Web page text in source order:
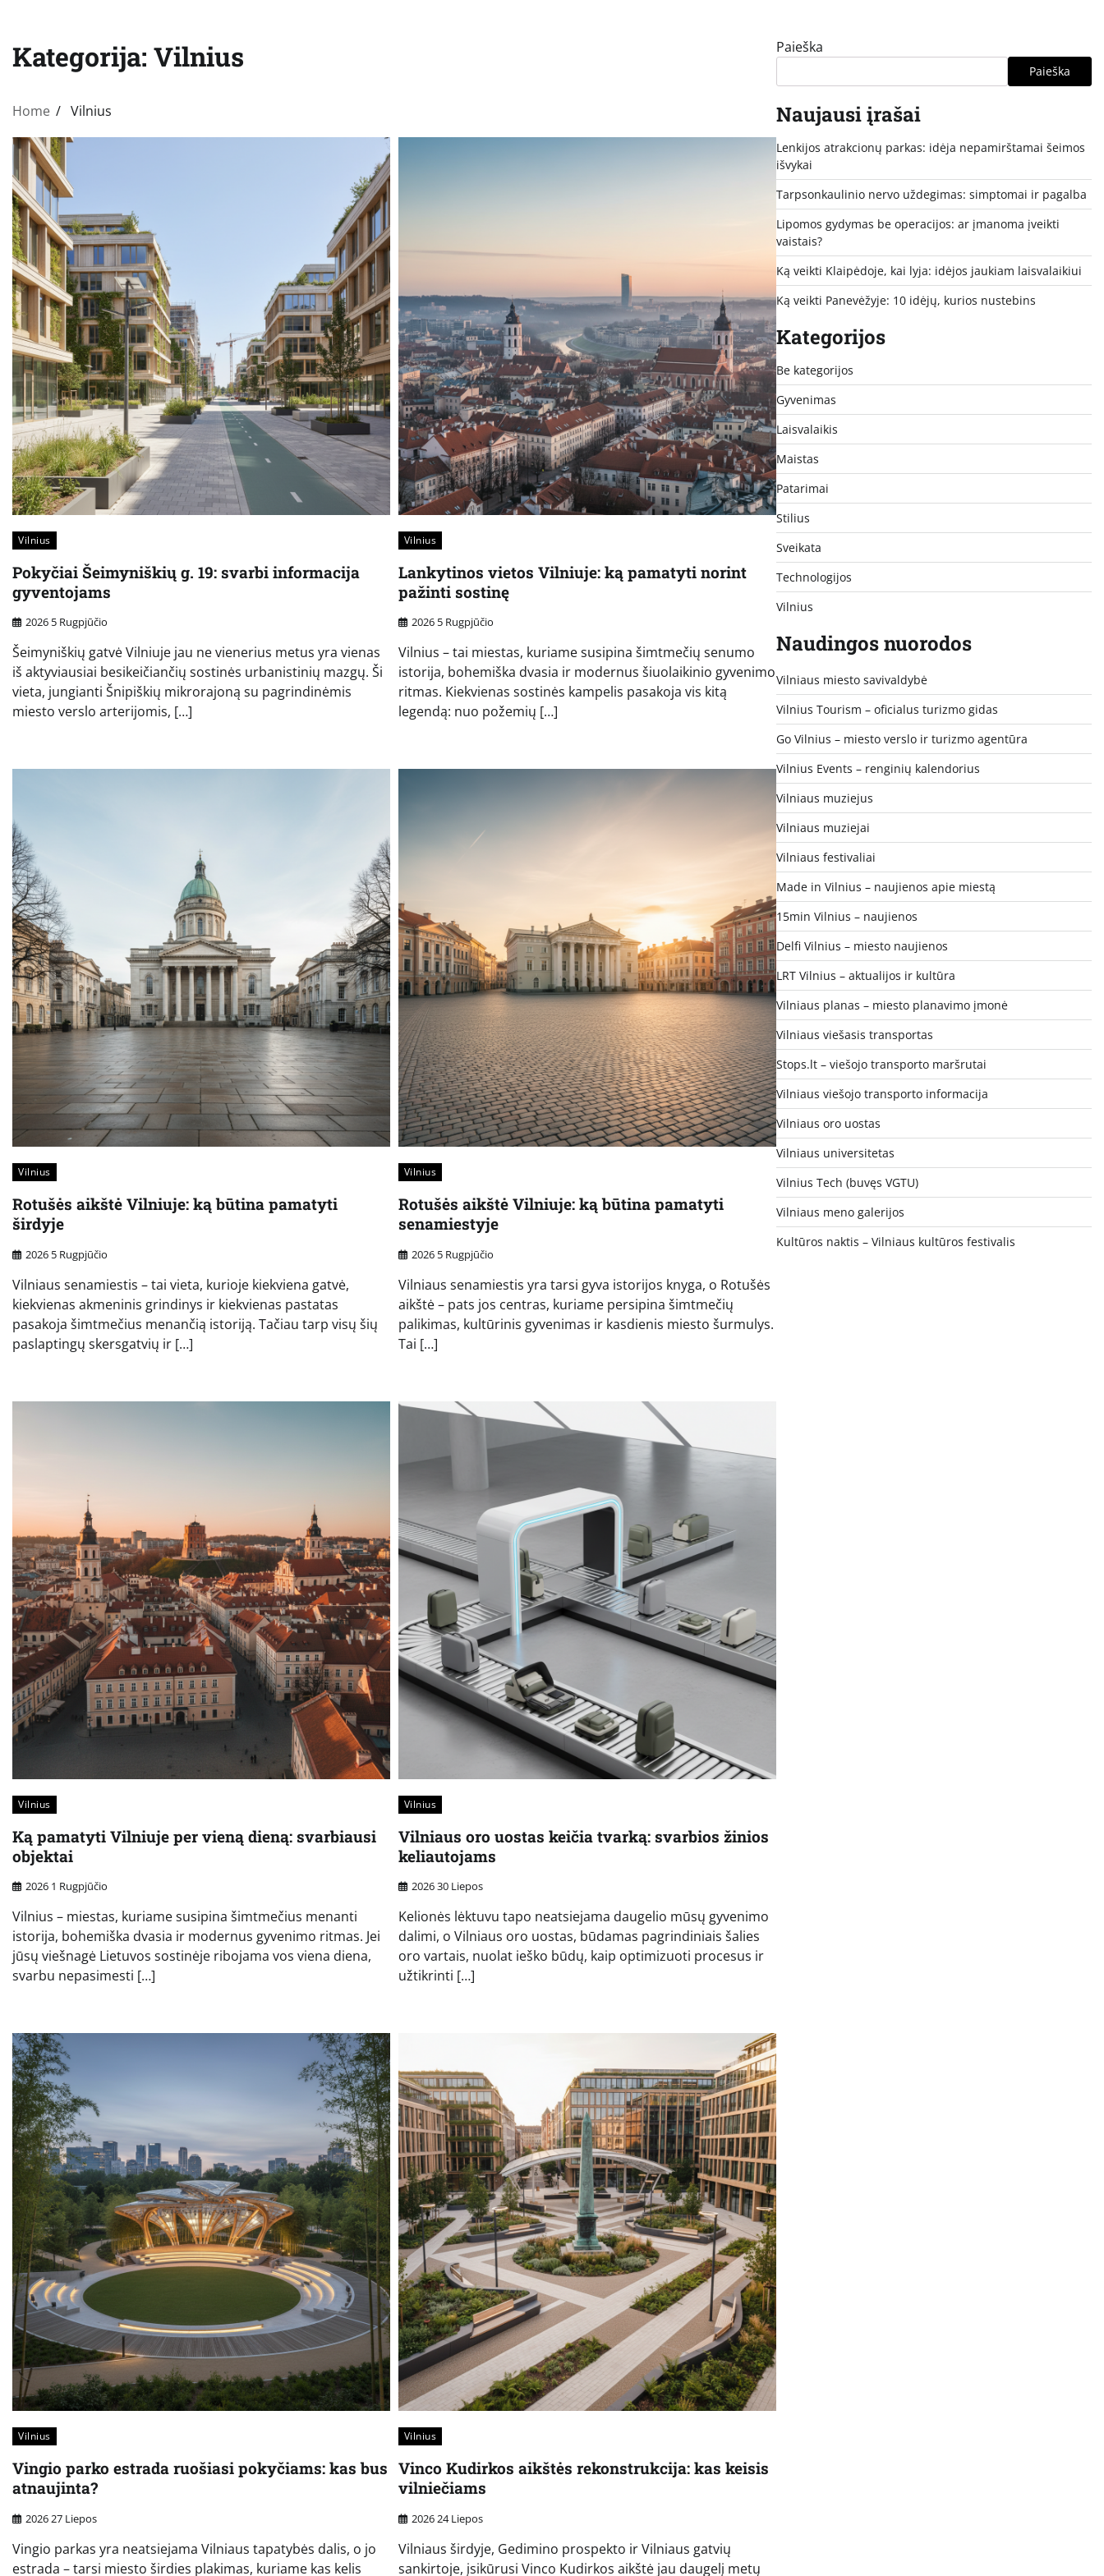
Kategorija: Vilnius
Home Vilnius
Vilnius
Pokyčiai Šeimyniškių g. 19: svarbi informacija
gyventojams
2026 5 Rugpjūčio
Šeimyniškių gatvė Vilniuje jau ne vienerius metus yra vienas
iš aktyviausiai besikeičiančių sostinės urbanistinių mazgų. Ši
vieta, jungianti Šnipiškių mikrorajoną su pagrindinėmis
miesto verslo arterijomis, […]
Vilnius
Lankytinos vietos Vilniuje: ką pamatyti norint
pažinti sostinę
2026 5 Rugpjūčio
Vilnius – tai miestas, kuriame susipina šimtmečių senumo
istorija, bohemiška dvasia ir modernus šiuolaikinio gyvenimo
ritmas. Kiekvienas sostinės kampelis pasakoja vis kitą
legendą: nuo požemių […]
Vilnius
Rotušės aikštė Vilniuje: ką būtina pamatyti
širdyje
2026 5 Rugpjūčio
Vilniaus senamiestis – tai vieta, kurioje kiekviena gatvė,
kiekvienas akmeninis grindinys ir kiekvienas pastatas
pasakoja šimtmečius menančią istoriją. Tačiau tarp visų šių
paslaptingų skersgatvių ir […]
Vilnius
Rotušės aikštė Vilniuje: ką būtina pamatyti
senamiestyje
2026 5 Rugpjūčio
Vilniaus senamiestis yra tarsi gyva istorijos knyga, o Rotušės
aikštė – pats jos centras, kuriame persipina šimtmečių
palikimas, kultūrinis gyvenimas ir kasdienis miesto šurmulys.
Tai […]
Vilnius
Ką pamatyti Vilniuje per vieną dieną: svarbiausi
objektai
2026 1 Rugpjūčio
Vilnius – miestas, kuriame susipina šimtmečius menanti
istorija, bohemiška dvasia ir modernus gyvenimo ritmas. Jei
jūsų viešnagė Lietuvos sostinėje ribojama vos viena diena,
svarbu nepasimesti […]
Vilnius
Vilniaus oro uostas keičia tvarką: svarbios žinios
keliautojams
2026 30 Liepos
Kelionės lėktuvu tapo neatsiejama daugelio mūsų gyvenimo
dalimi, o Vilniaus oro uostas, būdamas pagrindiniais šalies
oro vartais, nuolat ieško būdų, kaip optimizuoti procesus ir
užtikrinti […]
Vilnius
Vingio parko estrada ruošiasi pokyčiams: kas bus
atnaujinta?
2026 27 Liepos
Vingio parkas yra neatsiejama Vilniaus tapatybės dalis, o jo
estrada – tarsi miesto širdies plakimas, kuriame kas kelis
Vilnius
Vinco Kudirkos aikštės rekonstrukcija: kas keisis
vilniečiams
2026 24 Liepos
Vilniaus širdyje, Gedimino prospekto ir Vilniaus gatvių
sankirtoje, įsikūrusi Vinco Kudirkos aikštė jau daugelį metų
Paieška
Paieška
Naujausi įrašai
Lenkijos atrakcionų parkas: idėja nepamirštamai šeimos
išvykai
Tarpsonkaulinio nervo uždegimas: simptomai ir pagalba
Lipomos gydymas be operacijos: ar įmanoma įveikti
vaistais?
Ką veikti Klaipėdoje, kai lyja: idėjos jaukiam laisvalaikiui
Ką veikti Panevėžyje: 10 idėjų, kurios nustebins
Kategorijos
Be kategorijos
Gyvenimas
Laisvalaikis
Maistas
Patarimai
Stilius
Sveikata
Technologijos
Vilnius
Naudingos nuorodos
Vilniaus miesto savivaldybė
Vilnius Tourism – oficialus turizmo gidas
Go Vilnius – miesto verslo ir turizmo agentūra
Vilnius Events – renginių kalendorius
Vilniaus muziejus
Vilniaus muziejai
Vilniaus festivaliai
Made in Vilnius – naujienos apie miestą
15min Vilnius – naujienos
Delfi Vilnius – miesto naujienos
LRT Vilnius – aktualijos ir kultūra
Vilniaus planas – miesto planavimo įmonė
Vilniaus viešasis transportas
Stops.lt – viešojo transporto maršrutai
Vilniaus viešojo transporto informacija
Vilniaus oro uostas
Vilniaus universitetas
Vilnius Tech (buvęs VGTU)
Vilniaus meno galerijos
Kultūros naktis – Vilniaus kultūros festivalis